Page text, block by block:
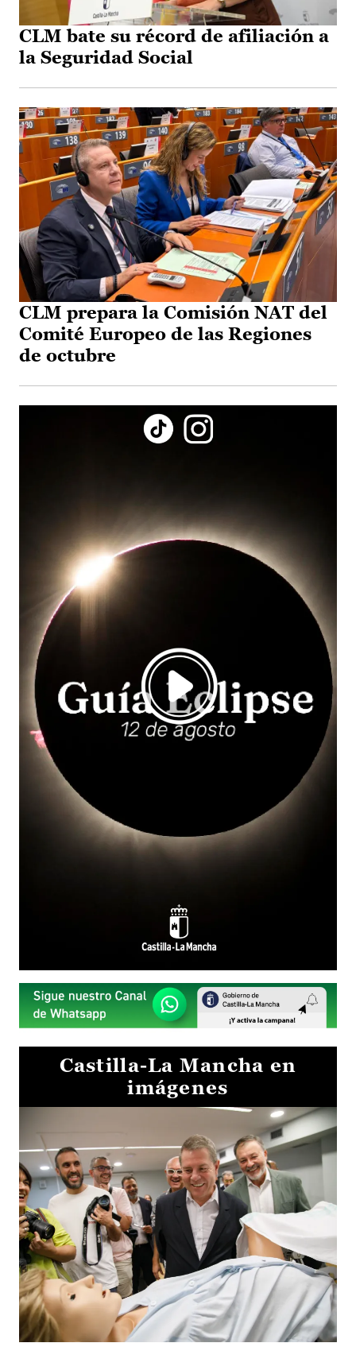
CLM bate su récord de afiliación a
la Seguridad Social
CLM prepara la Comisión NAT del
Comité Europeo de las Regiones
de octubre
Castilla-La Mancha en
imágenes